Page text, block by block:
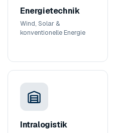
Energietechnik
Wind, Solar &
konventionelle Energie
Intralogistik